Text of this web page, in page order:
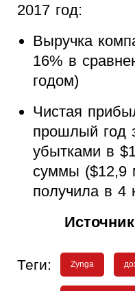
2017 год:
Выручка
16% в
годом)
Чистая
прошлый год
убытками в
суммы ($12,9
получила в 4
Теги: Zynga